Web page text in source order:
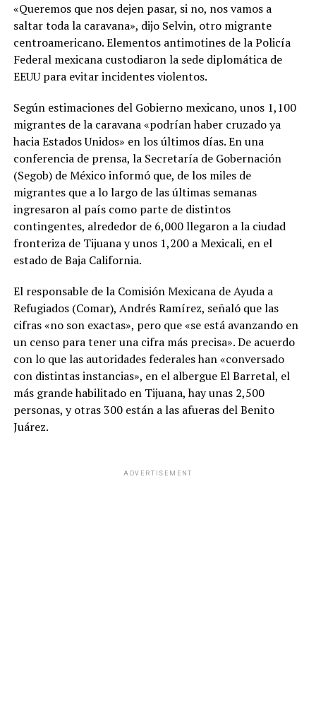
«Queremos que nos dejen pasar, si no, nos vamos a
saltar toda la caravana», dijo Selvin, otro migrante
centroamericano. Elementos antimotines de la Policía
Federal mexicana custodiaron la sede diplomática de
EEUU para evitar incidentes violentos.
Según estimaciones del Gobierno mexicano, unos 1,100
migrantes de la caravana «podrían haber cruzado ya
hacia Estados Unidos» en los últimos días. En una
conferencia de prensa, la Secretaría de Gobernación
(Segob) de México informó que, de los miles de
migrantes que a lo largo de las últimas semanas
ingresaron al país como parte de distintos
contingentes, alrededor de 6,000 llegaron a la ciudad
fronteriza de Tijuana y unos 1,200 a Mexicali, en el
estado de Baja California.
El responsable de la Comisión Mexicana de Ayuda a
Refugiados (Comar), Andrés Ramírez, señaló que las
cifras «no son exactas», pero que «se está avanzando en
un censo para tener una cifra más precisa». De acuerdo
con lo que las autoridades federales han «conversado
con distintas instancias», en el albergue El Barretal, el
más grande habilitado en Tijuana, hay unas 2,500
personas, y otras 300 están a las afueras del Benito
Juárez.
ADVERTISEMENT